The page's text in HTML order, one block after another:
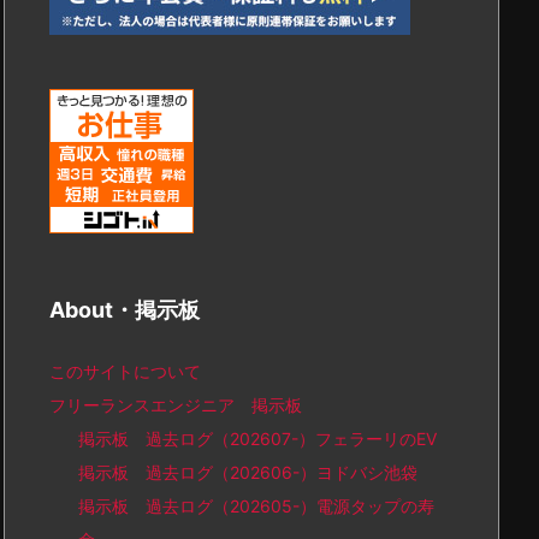
About・掲示板
このサイトについて
フリーランスエンジニア 掲示板
掲示板 過去ログ（202607-）フェラーリのEV
掲示板 過去ログ（202606-）ヨドバシ池袋
掲示板 過去ログ（202605-）電源タップの寿